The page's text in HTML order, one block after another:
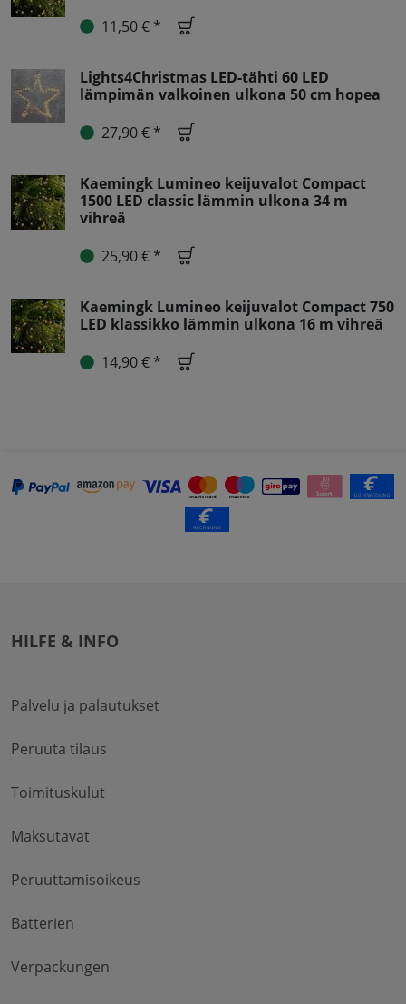
11,50 € *
Lights4Christmas LED-tähti 60 LED
lämpimän valkoinen ulkona 50 cm hopea
27,90 € *
Kaemingk Lumineo keijuvalot Compact
1500 LED classic lämmin ulkona 34 m
vihreä
25,90 € *
Kaemingk Lumineo keijuvalot Compact 750
LED klassikko lämmin ulkona 16 m vihreä
14,90 € *
HILFE & INFO
Palvelu ja palautukset
Peruuta tilaus
Toimituskulut
Maksutavat
Peruuttamisoikeus
Batterien
Verpackungen